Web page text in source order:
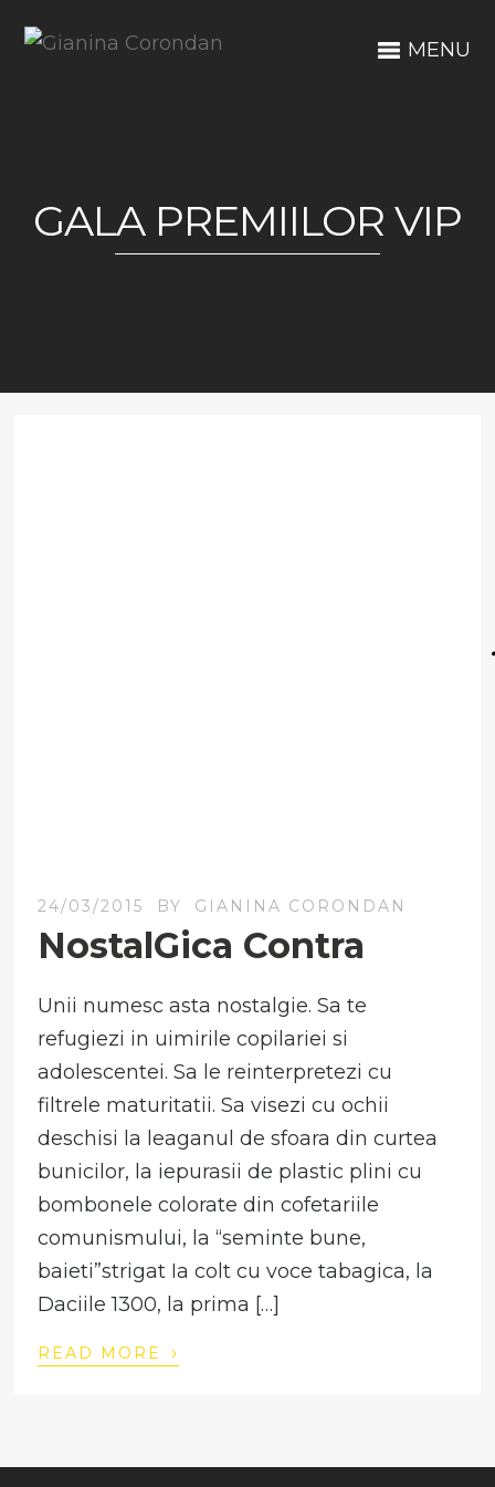
MENU
GALA PREMIILOR VIP
24/03/2015 BY GIANINA CORONDAN
NostalGica Contra
Unii numesc asta nostalgie. Sa te
refugiezi in uimirile copilariei si
adolescentei. Sa le reinterpretezi cu
filtrele maturitatii. Sa visezi cu ochii
deschisi la leaganul de sfoara din curtea
bunicilor, la iepurasii de plastic plini cu
bombonele colorate din cofetariile
comunismului, la “seminte bune,
baieti”strigat Ia colt cu voce tabagica, la
Daciile 1300, la prima […]
READ MORE ›